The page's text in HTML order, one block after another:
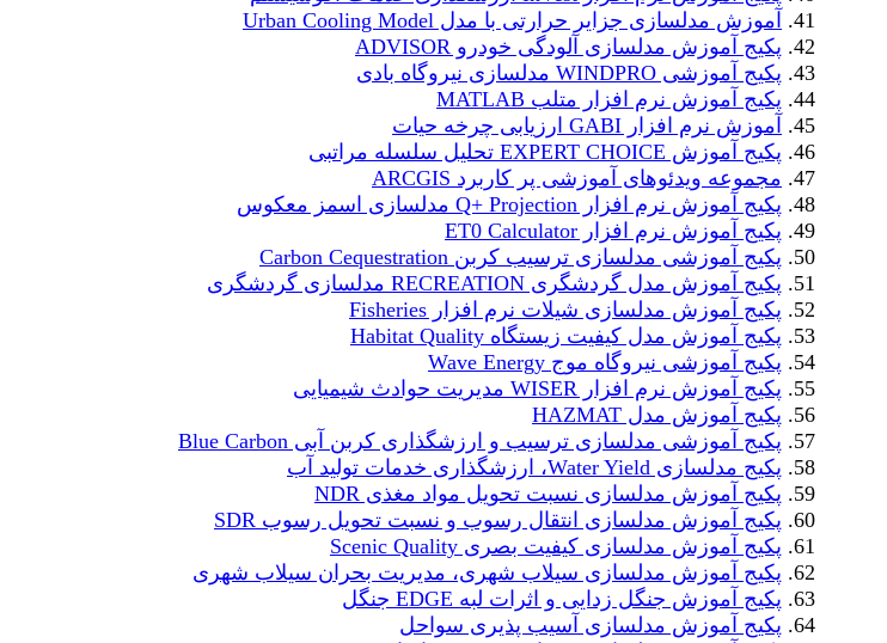
آموزش مدلسازی جزایر حرارتی با مدل Urban Cooling Model
پکیج آموزش مدلسازی آلودگی خودرو ADVISOR
پکیج آموزشی WINDPRO مدلسازی نیروگاه بادی
پکیج آموزش نرم افزار متلب MATLAB
آموزش نرم افزار GABI ارزیابی چرخه حیات
پکیج آموزش EXPERT CHOICE تحلیل سلسله مراتبی
مجموعه ویدئوهای آموزشی پر کاربرد ARCGIS
پکیج آموزش نرم افزار Q+ Projection مدلسازی اسمز معکوس
پکیج آموزش نرم افزار ET0 Calculator
پکیج آموزشی مدلسازی ترسیب کربن Carbon Cequestration
پکیج آموزش مدل گردشگری RECREATION مدلسازی گردشگری
پکیج آموزش مدلسازی شیلات نرم افزار Fisheries
پکیج آموزش مدل کیفیت زیستگاه Habitat Quality
پکیج آموزشی نیروگاه موج Wave Energy
پکیج آموزش نرم افزار WISER مدیریت حوادث شیمیایی
پکیج آموزش مدل HAZMAT
پکیج آموزشی مدلسازی ترسیب و ارزشگذاری کربن آبی Blue Carbon
پکیج مدلسازی Water Yield، ارزشگذاری خدمات تولید آب
پکیج آموزش مدلسازی نسبت تحویل مواد مغذی NDR
پکیج آموزش مدلسازی انتقال رسوب و نسبت تحویل رسوب SDR
پکیج آموزش مدلسازی کیفیت بصری Scenic Quality
پکیج آموزش مدلسازی سیلاب شهری، مدیریت بحران سیلاب شهری
پکیج آموزش جنگل زدایی و اثرات لبه EDGE جنگل
پکیج آموزش مدلسازی آسیب پذیری سواحل